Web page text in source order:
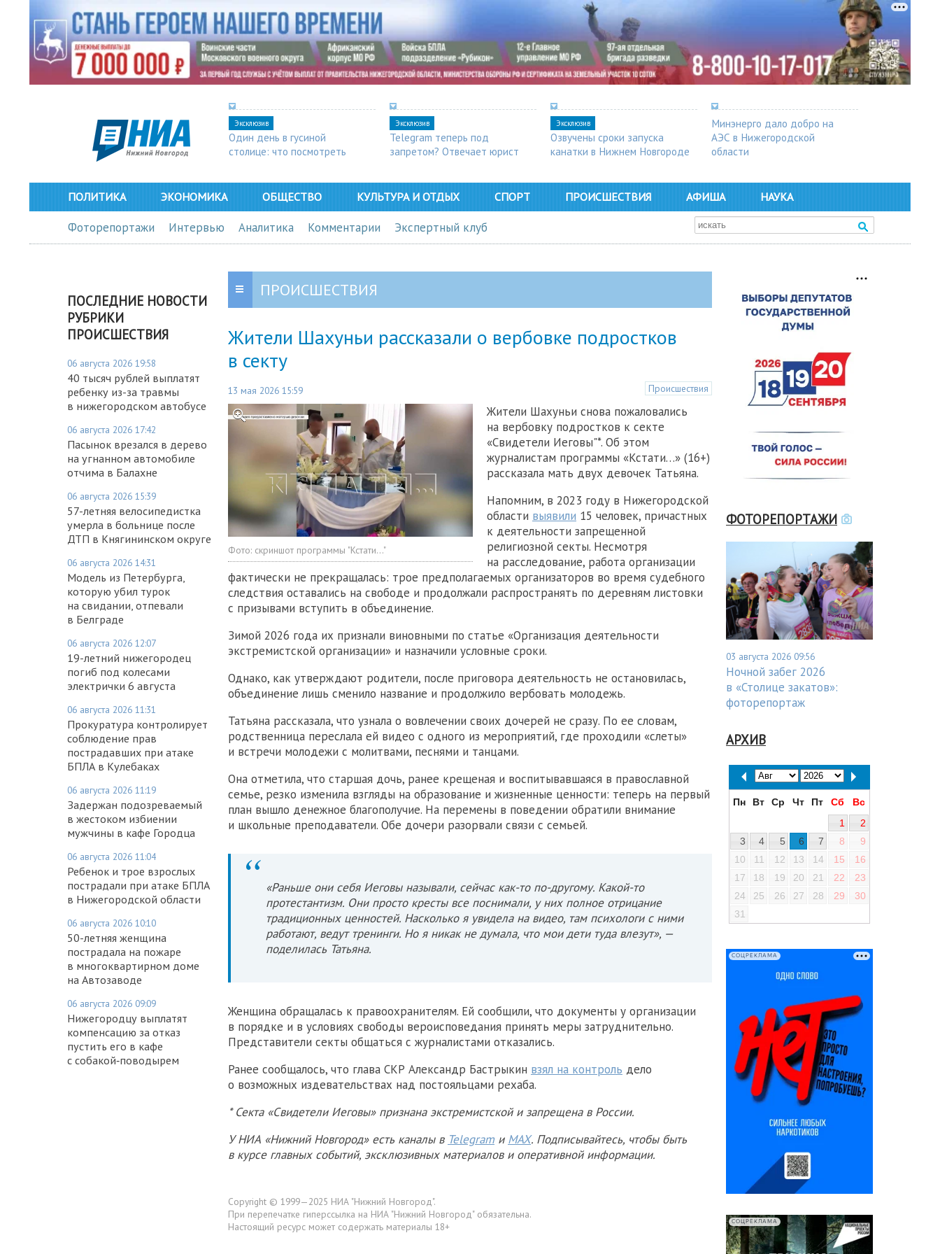
Эксклюзив
Один день в гусиной
столице: что посмотреть
Эксклюзив
Telegram теперь под
запретом? Отвечает юрист
Эксклюзив
Озвучены сроки запуска
канатки в Нижнем Новгороде
Минэнерго дало добро на
АЭС в Нижегородской
области
ПОЛИТИКА ЭКОНОМИКА ОБЩЕСТВО КУЛЬТУРА И ОТДЫХ СПОРТ ПРОИСШЕСТВИЯ АФИША НАУКА
Фоторепортажи Интервью Аналитика Комментарии Экспертный клуб
ПОСЛЕДНИЕ НОВОСТИ
РУБРИКИ
ПРОИСШЕСТВИЯ
06 августа 2026 19:58
40 тысяч рублей выплатят
ребенку из-за травмы
в нижегородском автобусе
06 августа 2026 17:42
Пасынок врезался в дерево
на угнанном автомобиле
отчима в Балахне
06 августа 2026 15:39
57-летняя велосипедистка
умерла в больнице после
ДТП в Княгининском округе
06 августа 2026 14:31
Модель из Петербурга,
которую убил турок
на свидании, отпевали
в Белграде
06 августа 2026 12:07
19-летний нижегородец
погиб под колесами
электрички 6 августа
06 августа 2026 11:31
Прокуратура контролирует
соблюдение прав
пострадавших при атаке
БПЛА в Кулебаках
06 августа 2026 11:19
Задержан подозреваемый
в жестоком избиении
мужчины в кафе Городца
06 августа 2026 11:04
Ребенок и трое взрослых
пострадали при атаке БПЛА
в Нижегородской области
06 августа 2026 10:10
50-летняя женщина
пострадала на пожаре
в многоквартирном доме
на Автозаводе
06 августа 2026 09:09
Нижегородцу выплатят
компенсацию за отказ
пустить его в кафе
с собакой‑поводырем
ПРОИСШЕСТВИЯ
Жители Шахуньи рассказали о вербовке подростков
в секту
13 мая 2026 15:59 Происшествия
Фото: скриншот программы "Кстати..."
Жители Шахуньи снова пожаловались
на вербовку подростков к секте
«Свидетели Иеговы"*. Об этом
журналистам программы «Кстати…» (16+)
рассказала мать двух девочек Татьяна.
Напомним, в 2023 году в Нижегородской
области выявили 15 человек, причастных
к деятельности запрещенной
религиозной секты. Несмотря
на расследование, работа организации
фактически не прекращалась: трое предполагаемых организаторов во время судебного
следствия оставались на свободе и продолжали распространять по деревням листовки
с призывами вступить в объединение.
Зимой 2026 года их признали виновными по статье «Организация деятельности
экстремистской организации» и назначили условные сроки.
Однако, как утверждают родители, после приговора деятельность не остановилась,
объединение лишь сменило название и продолжило вербовать молодежь.
Татьяна рассказала, что узнала о вовлечении своих дочерей не сразу. По ее словам,
родственница переслала ей видео с одного из мероприятий, где проходили «слеты»
и встречи молодежи с молитвами, песнями и танцами.
Она отметила, что старшая дочь, ранее крещеная и воспитывавшаяся в православной
семье, резко изменила взгляды на образование и жизненные ценности: теперь на первый
план вышло денежное благополучие. На перемены в поведении обратили внимание
и школьные преподаватели. Обе дочери разорвали связи с семьей.
«Раньше они себя Иеговы называли, сейчас как-то по-другому. Какой-то
протестантизм. Они просто кресты все поснимали, у них полное отрицание
традиционных ценностей. Насколько я увидела на видео, там психологи с ними
работают, ведут тренинги. Но я никак не думала, что мои дети туда влезут», —
поделилась Татьяна.
Женщина обращалась к правоохранителям. Ей сообщили, что документы у организации
в порядке и в условиях свободы вероисповедания принять меры затруднительно.
Представители секты общаться с журналистами отказались.
Ранее сообщалось, что глава СКР Александр Бастрыкин взял на контроль дело
о возможных издевательствах над постояльцами рехаба.
* Секта «Свидетели Иеговы» признана экстремистской и запрещена в России.
У НИА «Нижний Новгород» есть каналы в Telegram и MAX. Подписывайтесь, чтобы быть
в курсе главных событий, эксклюзивных материалов и оперативной информации.
Copyright © 1999—2025 НИА "Нижний Новгород".
При перепечатке гиперссылка на НИА "Нижний Новгород" обязательна.
Настоящий ресурс может содержать материалы 18+
ФОТОРЕПОРТАЖИ
03 августа 2026 09:56
Ночной забег 2026
в «Столице закатов»:
фоторепортаж
АРХИВ
Пн Вт Ср Чт Пт Сб
Вс
1
2
3
4 5 6 7 8
9
10
11 12 13 14 15
16
17
18 19 20 21 22
23
24
25 26 27 28 29
30
31
СОЦРЕКЛАМА
СОЦРЕКЛАМА